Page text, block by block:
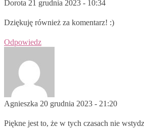
Dorota 21 grudnia 2023 - 10:34
Dziękuję również za komentarz! :)
Odpowiedz
Agnieszka 20 grudnia 2023 - 21:20
Piękne jest to, że w tych czasach nie